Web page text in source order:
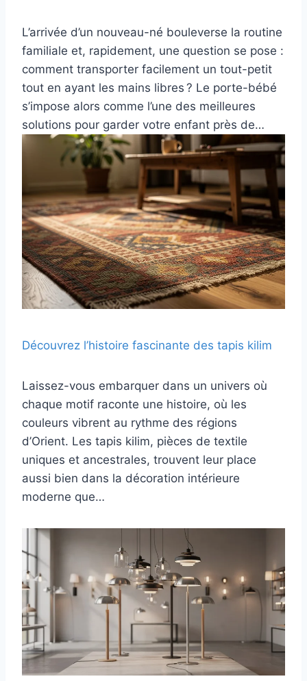
L’arrivée d’un nouveau-né bouleverse la routine
familiale et, rapidement, une question se pose :
comment transporter facilement un tout-petit
tout en ayant les mains libres ? Le porte-bébé
s’impose alors comme l’une des meilleures
solutions pour garder votre enfant près de…
Découvrez l’histoire fascinante des tapis kilim
Laissez-vous embarquer dans un univers où
chaque motif raconte une histoire, où les
couleurs vibrent au rythme des régions
d’Orient. Les tapis kilim, pièces de textile
uniques et ancestrales, trouvent leur place
aussi bien dans la décoration intérieure
moderne que…